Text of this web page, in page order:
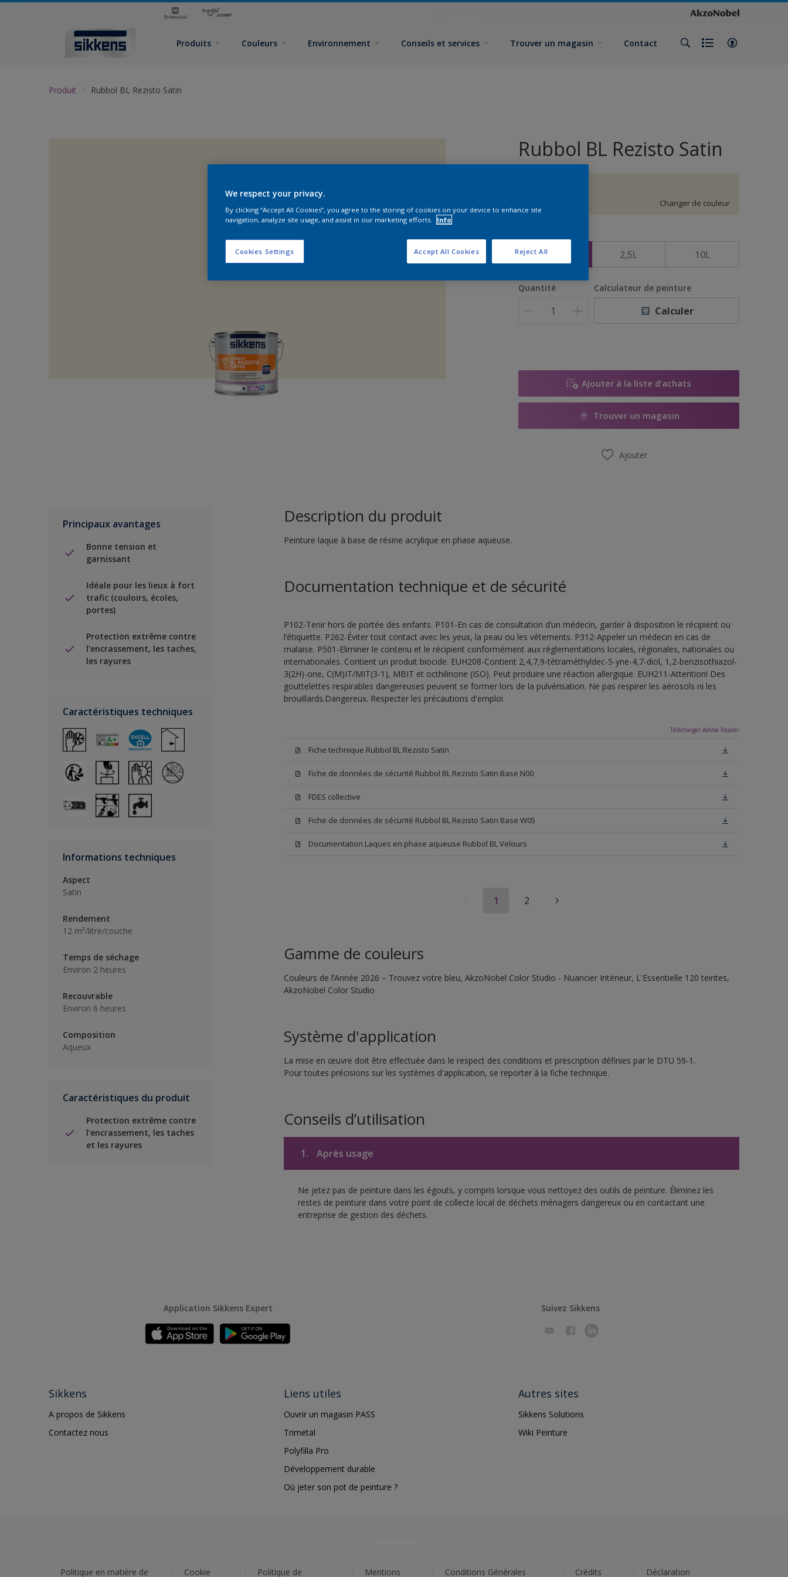
Produits Couleurs Environnement Conseils et services Trouver un magasin Contact
Produit Rubbol BL Rezisto Satin
Rubbol BL Rezisto Satin
Changer de couleur
2,5L 10L
Quantité Calculateur de peinture
Calculer
Ajouter à la liste d’achats
Trouver un magasin
Ajouter
Principaux avantages
Bonne tension et
garnissant
Idéale pour les lieux à fort
trafic (couloirs, écoles,
portes)
Protection extrême contre
l'encrassement, les taches,
les rayures
Caractéristiques techniques
Informations techniques
Aspect
Satin
Rendement
12 m²/litre/couche
Temps de séchage
Environ 2 heures
Recouvrable
Environ 6 heures
Composition
Aqueux
Caractéristiques du produit
Protection extrême contre
l'encrassement, les taches
et les rayures
Description du produit
Peinture laque à base de résine acrylique en phase aqueuse.
Documentation technique et de sécurité
P102-Tenir hors de portée des enfants. P101-En cas de consultation d’un médecin, garder à disposition le récipient ou
l’étiquette. P262-Éviter tout contact avec les yeux, la peau ou les vêtements. P312-Appeler un médecin en cas de
malaise. P501-Eliminer le contenu et le récipient conformément aux réglementations locales, régionales, nationales ou
internationales. Contient un produit biocide. EUH208-Contient 2,4,7,9-tétraméthyldec-5-yne-4,7-diol, 1,2-benzisothiazol-
3(2H)-one, C(M)IT/MIT(3-1), MBIT et octhilinone (ISO). Peut produire une réaction allergique. EUH211-Attention! Des
gouttelettes respirables dangereuses peuvent se former lors de la pulvérisation. Ne pas respirer les aérosols ni les
brouillards.Dangereux. Respecter les précautions d'emploi
Télécharger Adobe Reader
Fiche technique Rubbol BL Rezisto Satin
Fiche de données de sécurité Rubbol BL Rezisto Satin Base N00
FDES collective
Fiche de données de sécurité Rubbol BL Rezisto Satin Base W05
Documentation Laques en phase aqueuse Rubbol BL Velours
1 2
Gamme de couleurs
Couleurs de l’Année 2026 – Trouvez votre bleu, AkzoNobel Color Studio - Nuancier Intérieur, L'Essentielle 120 teintes,
AkzoNobel Color Studio
Système d'application
La mise en œuvre doit être effectuée dans le respect des conditions et prescription définies par le DTU 59-1.
Pour toutes précisions sur les systèmes d'application, se reporter à la fiche technique.
Conseils d’utilisation
1. Après usage
Ne jetez pas de peinture dans les égouts, y compris lorsque vous nettoyez des outils de peinture. Éliminez les
restes de peinture dans votre point de collecte local de déchets ménagers dangereux ou en contactant une
entreprise de gestion des déchets.
Application Sikkens Expert Suivez Sikkens
Sikkens
A propos de Sikkens
Contactez nous
Liens utiles
Ouvrir un magasin PASS
Trimetal
Polyfilla Pro
Développement durable
Où jeter son pot de peinture ?
Autres sites
Sikkens Solutions
Wiki Peinture
Politique en matière de Cookie Politique de Mentions Conditions Générales Crédits Déclaration
We respect your privacy.
By clicking “Accept All Cookies”, you agree to the storing of cookies on your device to enhance site
navigation, analyze site usage, and assist in our marketing efforts.
Info
Cookies Settings Reject All
Accept All Cookies